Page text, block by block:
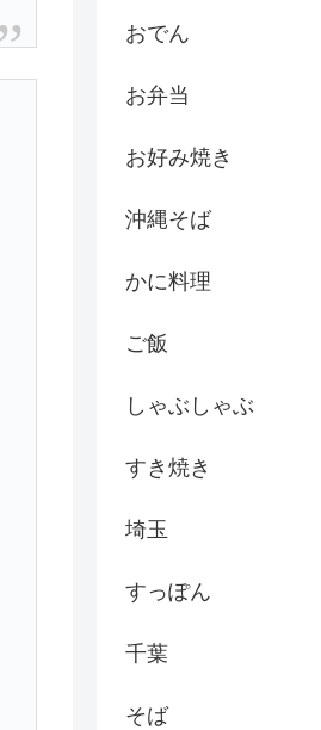
おでん
お弁当
お好み焼き
沖縄そば
かに料理
ご飯
しゃぶしゃぶ
すき焼き
埼玉
すっぽん
千葉
そば